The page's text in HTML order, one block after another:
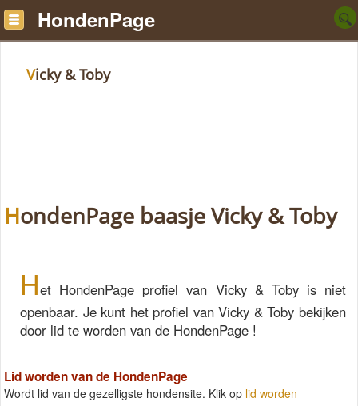
HondenPage
Vicky & Toby
HondenPage baasje Vicky & Toby
Het HondenPage profiel van Vicky & Toby is niet
openbaar. Je kunt het profiel van Vicky & Toby bekijken
door lid te worden van de HondenPage !
Lid worden van de HondenPage
Wordt lid van de gezelligste hondensite. Klik op lid worden